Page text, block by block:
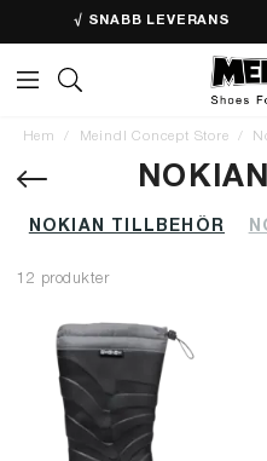
√ SNABB LEVERANS
Hem Meindl Concept Store
NOKIAN TILLBEHÖR
12 produkter